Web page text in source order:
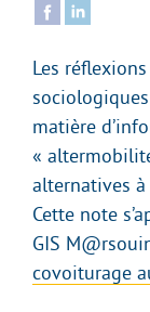
Les
matière
«
alternatives
Cette note
GIS
covoiturage